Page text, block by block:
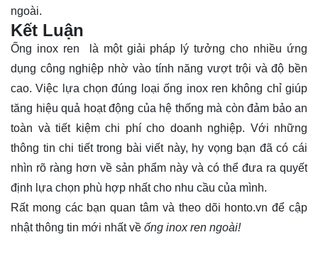
ngoài.
Kết Luận
Ống inox ren là một giải pháp lý tưởng cho nhiều ứng
dụng công nghiệp nhờ vào tính năng vượt trội và độ bền
cao. Việc lựa chọn đúng loại ống inox ren không chỉ giúp
tăng hiệu quả hoạt động của hệ thống mà còn đảm bảo an
toàn và tiết kiệm chi phí cho doanh nghiệp. Với những
thông tin chi tiết trong bài viết này, hy vọng bạn đã có cái
nhìn rõ ràng hơn về sản phẩm này và có thể đưa ra quyết
định lựa chọn phù hợp nhất cho nhu cầu của mình.
Rất mong các bạn quan tâm và theo dõi honto.vn để cập
nhật thông tin mới nhất về ống inox ren ngoài!